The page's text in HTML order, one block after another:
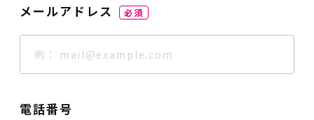
メールアドレス 必須
電話番号